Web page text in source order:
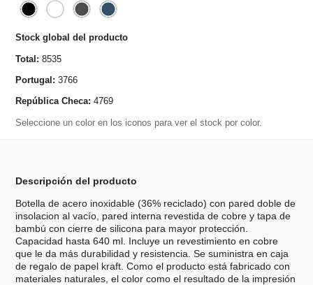
Stock global del producto
Total: 8535
Portugal: 3766
República Checa: 4769
Seleccione un color en los iconos para ver el stock por color.
Descripción del producto
Botella de acero inoxidable (36% reciclado) con pared doble de
insolacion al vacío, pared interna revestida de cobre y tapa de
bambú con cierre de silicona para mayor protección.
Capacidad hasta 640 ml. Incluye un revestimiento en cobre
que le da más durabilidad y resistencia. Se suministra en caja
de regalo de papel kraft. Como el producto está fabricado con
materiales naturales, el color como el resultado de la impresión